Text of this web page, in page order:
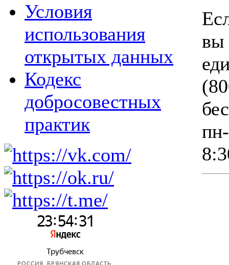
Условия
использования
открытых данных
Кодекс
добросовестных
практик